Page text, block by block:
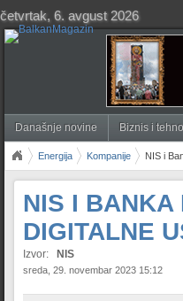
četvrtak, 6. avgust 2026
Današnje novine Biznis i
Energija Kompanije NIS i
NIS I BANKA
DIGITALNE
Izvor: NIS
sreda, 29. novembar 2023 15:12